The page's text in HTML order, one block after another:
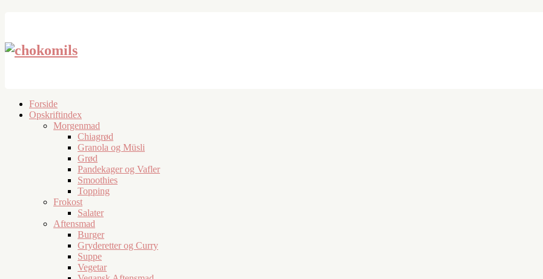
Forside
Opskriftindex
Morgenmad
Chiagrød
Granola og Müsli
Grød
Pandekager og Vafler
Smoothies
Topping
Frokost
Salater
Aftensmad
Burger
Gryderetter og Curry
Suppe
Vegetar